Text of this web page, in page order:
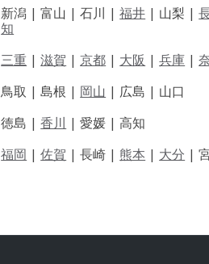
新潟 |富山 |石川 |福井 | 山梨 |
知
三重 |滋賀 |京都 | 大阪 |兵庫 |
鳥取 |島根 | 岡山 | 広島 | 山口
徳島 |香川 |愛媛 |高知
福岡 |佐賀 |長崎 | 熊本 | 大分 |